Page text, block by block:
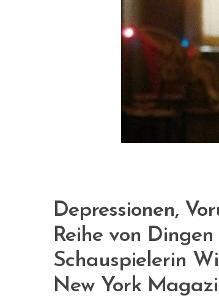
Depressionen,
Reihe von
Schauspielerin
New York